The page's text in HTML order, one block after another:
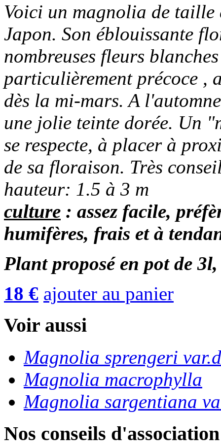
Voici un magnolia de taille
Japon. Son éblouissante
nombreuses fleurs
particulièrement précoce ,
dès la mi-mars. A
une jolie teinte dorée. Un
se respecte, à placer à
de sa floraison. Très
hauteur: 1.5 à 3 m
culture : assez facile,
humifères, frais et à
Plant proposé en pot de
18 € ajouter au panier
Voir aussi
Magnolia sprengeri
Magnolia macrophylla
Magnolia sargentiana
Nos conseils d'association